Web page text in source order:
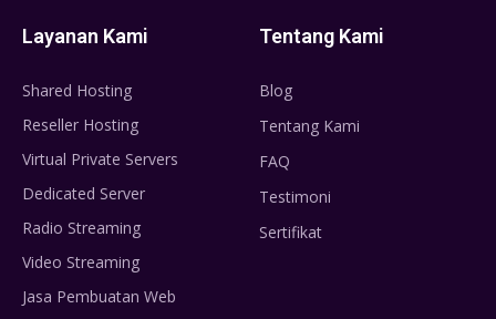
Layanan Kami
Shared Hosting
Reseller Hosting
Virtual Private Servers
Dedicated Server
Radio Streaming
Video Streaming
Jasa Pembuatan Web
Tentang Kami
Blog
Tentang Kami
FAQ
Testimoni
Sertifikat